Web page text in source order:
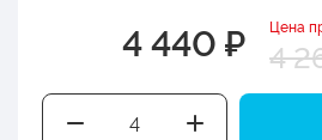
4 440 ₽ Цена
4